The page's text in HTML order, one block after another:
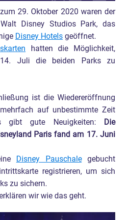
anmelden?
Jahreskarteninhaber die
diese registriert
erhält Rabatt auf den
registrieren?
vorgenommen,
nicht mit dem Tag
der Fehler?
Jahreskarte und
Tag reservieren. Gibt
weitere Tage zu
29. Oktober 2020 waren der
Disney Studios Park, das
Disney Hotels geöffnet.
hatten die Möglichkeit,
Juli die beiden Parks zu
ist die Wiedereröffnung
auf unbestimmte Zeit
gibt gute Neuigkeiten:
Die
Paris fand am 17. Juni
Disney Pauschalegebucht
registrieren, um sich
zu sichern.
wir wie das geht.